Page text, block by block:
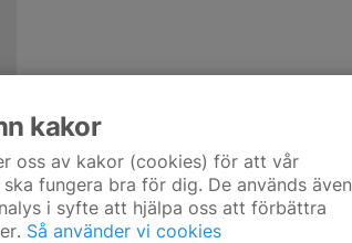
kakor
oss av kakor (cookies) för att vår
fungera bra för dig. De används även
i syfte att hjälpa oss att förbättra
Så använder vi cookies